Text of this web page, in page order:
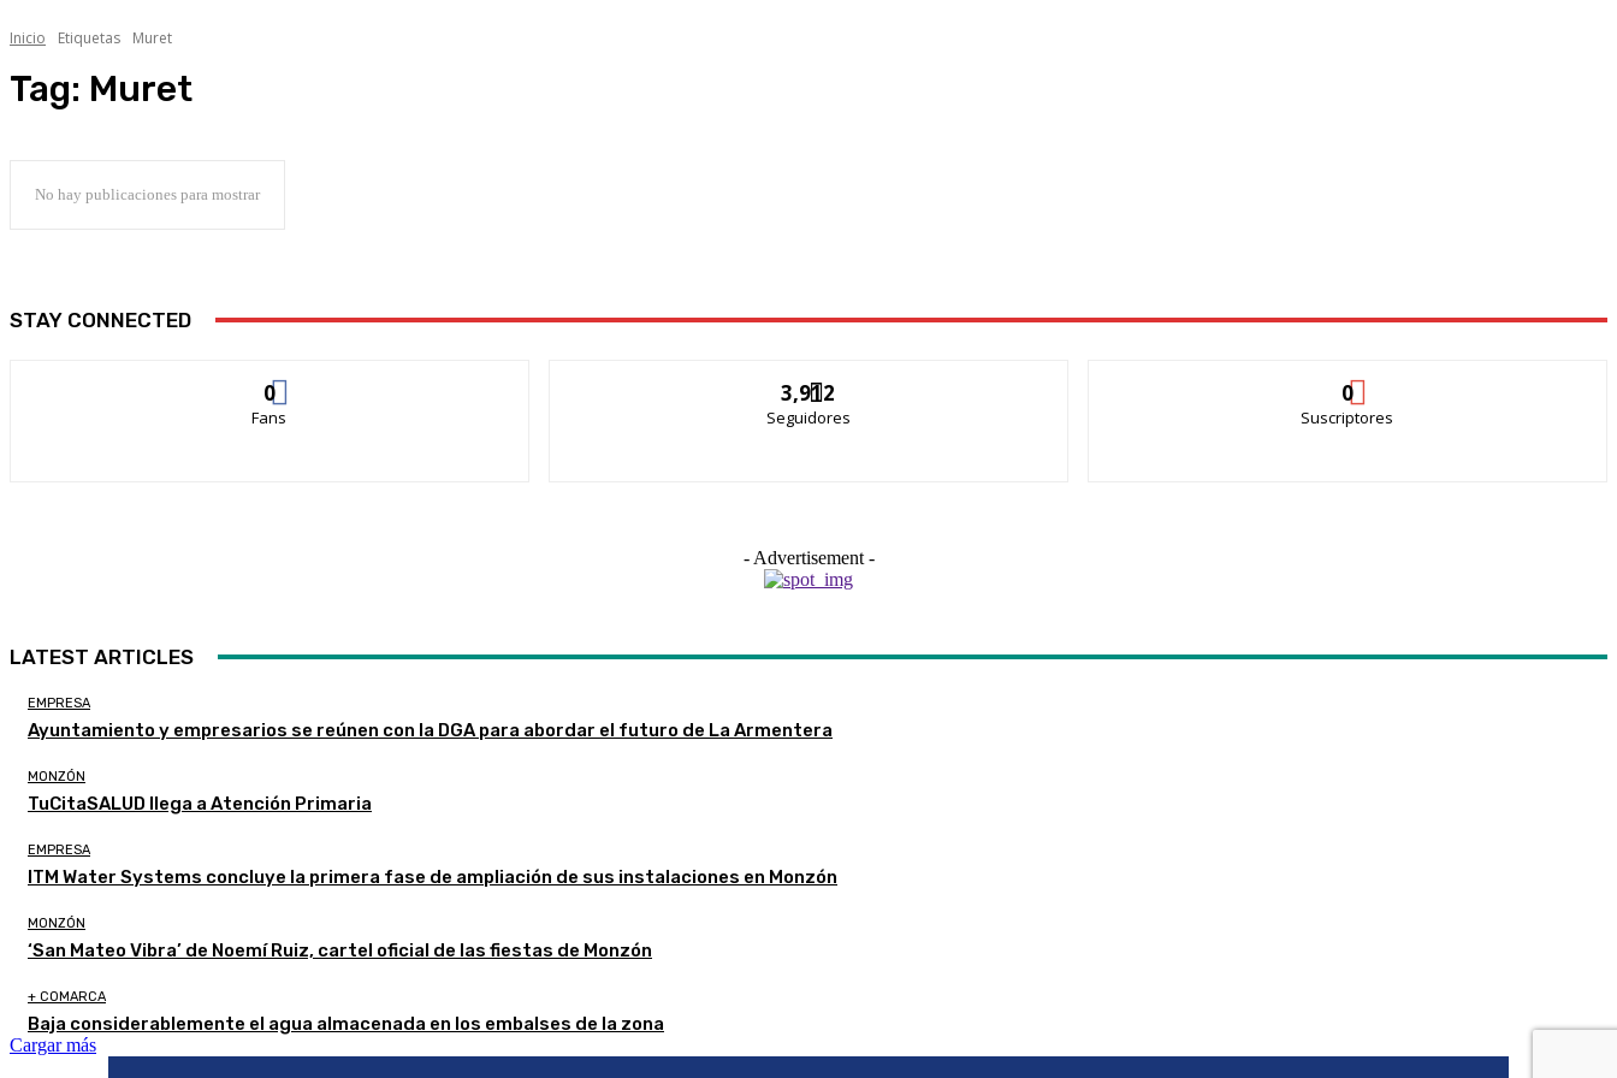
Inicio Etiquetas Muret
Tag: Muret
No hay publicaciones para mostrar
STAY CONNECTED
0
Fans
3,912
Seguidores
0
Suscriptores
- Advertisement -
LATEST ARTICLES
EMPRESA
Ayuntamiento y empresarios se reúnen con la DGA para abordar el futuro de La Armentera
MONZÓN
TuCitaSALUD llega a Atención Primaria
EMPRESA
ITM Water Systems concluye la primera fase de ampliación de sus instalaciones en Monzón
MONZÓN
‘San Mateo Vibra’ de Noemí Ruiz, cartel oficial de las fiestas de Monzón
+ COMARCA
Baja considerablemente el agua almacenada en los embalses de la zona
Cargar más